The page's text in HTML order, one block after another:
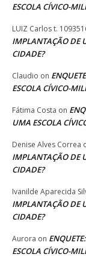
ESCOLA CÍVICO-
LUIZ Carlos t.
IMPLANTAÇÃO DE
CIDADE?
Claudio on
ESCOLA CÍVICO-
Fátima Costa on
UMA ESCOLA
Denise Alves Correa
IMPLANTAÇÃO DE
CIDADE?
Ivanilde Aparecida
IMPLANTAÇÃO DE
CIDADE?
Aurora on
ESCOLA CÍVICO-